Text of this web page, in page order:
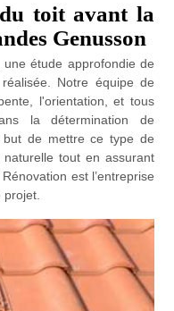
toit avant la
Genusson
une étude approfondie de
Notre équipe de
l'orientation, et tous
la détermination de
but de mettre ce type de
tout en assurant
est l’entreprise